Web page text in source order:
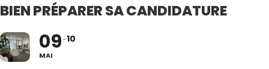
BIEN PRÉPARER SA CANDIDATURE
09
MAI
10